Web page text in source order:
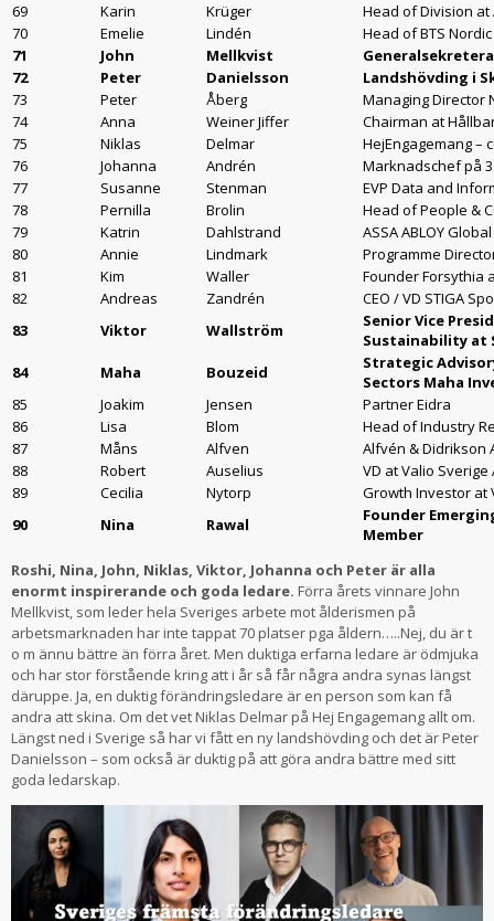
69 Karin Krüger
Head of Division at
70
Emelie Lindén
Head of BTS Nordic
71
John Mellkvist
72
Peter Danielsson
Landshövding i
73
Peter Åberg
Managing Director
74
Anna Weiner Jiffer
Chairman at
75
Niklas Delmar
HejEngagemang –
76
Johanna Andrén
Marknadschef på 3
77
Susanne Stenman
EVP Data and
78
Pernilla Brolin
Head of People &
79
Katrin Dahlstrand
ASSA ABLOY
80
Annie Lindmark
Programme
81
Kim Waller
Founder Forsythia
82
Andreas Zandrén
CEO / VD STIGA
83
Viktor Wallström
Senior Vice
Sustainability at
84
Maha Bouzeid
Strategic
Sectors Maha
85
Joakim Jensen
Partner Eidra
86
Lisa Blom
Head of Industry
87
Måns Alfven
Alfvén & Didrikson
88
Robert Auselius
VD at Valio Sverige
89
Cecilia Nytorp
Growth Investor at
90
Nina Rawal
Founder
Member
Roshi, Nina, John, Niklas, Viktor, Johanna och Peter är alla
enormt inspirerande och goda ledare. Förra årets vinnare John
Mellkvist, som leder hela Sveriges arbete mot ålderismen på
arbetsmarknaden har inte tappat 70 platser pga åldern…..Nej, du är t
o m ännu bättre än förra året. Men duktiga erfarna ledare är ödmjuka
och har stor förstående kring att i år så får några andra synas längst
däruppe. Ja, en duktig förändringsledare är en person som kan få
andra att skina. Om det vet Niklas Delmar på Hej Engagemang allt om.
Längst ned i Sverige så har vi fått en ny landshövding och det är Peter
Danielsson – som också är duktig på att göra andra bättre med sitt
goda ledarskap.